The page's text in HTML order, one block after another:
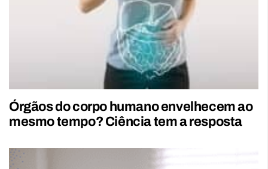
Órgãos do corpo humano envelhecem ao
mesmo tempo? Ciência tem a resposta